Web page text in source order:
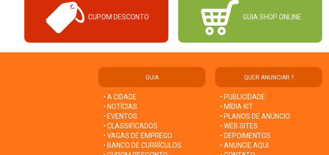
CUPOM DESCONTO GUIA SHOP ONLINE
GUIA
• A CIDADE
• NOTÍCIAS
• EVENTOS
• CLASSIFICADOS
• VAGAS DE EMPREGO
• BANCO DE CURRÍCULOS
QUER ANUNCIAR ?
• PUBLICIDADE
• MÍDIA KIT
• PLANOS DE ANÚNCIO
• WEB SITES
• DEPOIMENTOS
• ANUNCIE AQUI